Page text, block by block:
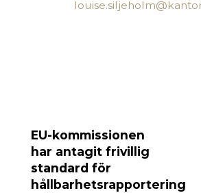
EU-kommissionen
har antagit frivillig
standard för
hållbarhetsrapportering